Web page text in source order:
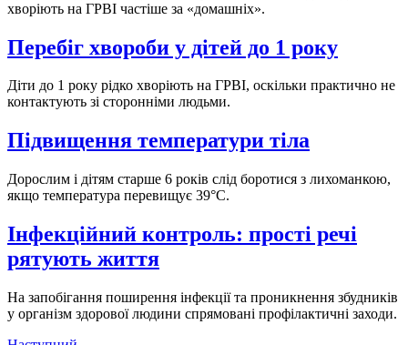
хворіють на ГРВІ частіше за «домашніх».
Перебіг хвороби у дітей до 1 року
Діти до 1 року рідко хворіють на ГРВІ, оскільки практично не
контактують зі сторонніми людьми.
Підвищення температури тіла
Дорослим і дітям старше 6 років слід боротися з лихоманкою,
якщо температура перевищує 39°C.
Інфекційний контроль: прості речі
рятують життя
На запобігання поширення інфекції та проникнення збудників
у організм здорової людини спрямовані профілактичні заходи.